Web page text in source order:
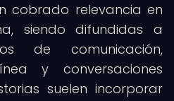
cobrado relevancia en
siendo difundidas a
de comunicación,
y conversaciones
suelen incorporar